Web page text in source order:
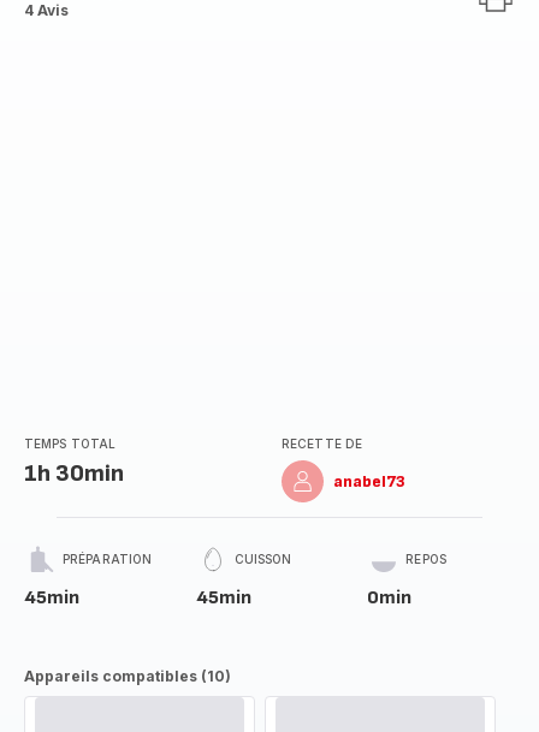
ratings.4.8
4 Avis
TEMPS TOTAL
1h 30min
RECETTE DE
anabel73
PRÉPARATION
45min
CUISSON
45min
REPOS
0min
Appareils compatibles (10)